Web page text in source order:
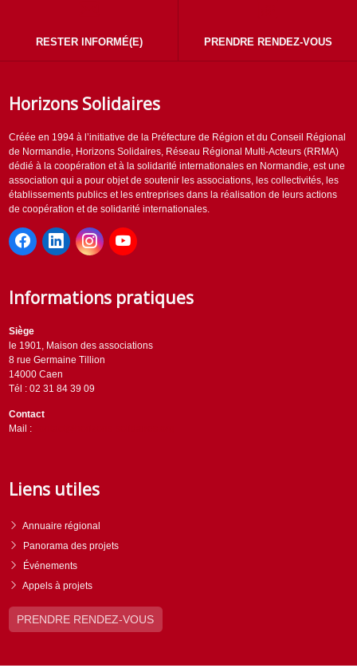
RESTER INFORMÉ(E) PRENDRE RENDEZ-VOUS
Horizons Solidaires
Créée en 1994 à l’initiative de la Préfecture de Région et du Conseil Régional
de Normandie, Horizons Solidaires, Réseau Régional Multi-Acteurs (RRMA)
dédié à la coopération et à la solidarité internationales en Normandie, est une
association qui a pour objet de soutenir les associations, les collectivités, les
établissements publics et les entreprises dans la réalisation de leurs actions
de coopération et de solidarité internationales.
Informations pratiques
Siège
le 1901, Maison des associations
8 rue Germaine Tillion
14000 Caen
Tél : 02 31 84 39 09
Contact
Mail :
Liens utiles
Annuaire régional
Panorama des projets
Événements
Appels à projets
PRENDRE RENDEZ-VOUS